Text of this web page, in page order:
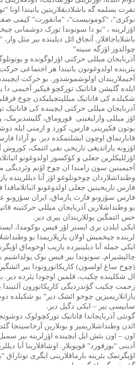
نفرت بسلمه گه باشلادیقلارینین یانیندا
نوکری"، "کومونیست"، "مانقورت" کیمی
اؤزلرینه ، "بو دا سونوندا تورک دوشمانی
باشلایاجاقلار. آنجاق ائل دیلینده بیر مثل وار،
چوالدوز اؤزگه سینه"
آذربایجان میللی حرکتی اؤزلوگونده و
یئرینده اولدوغونون یانیندا هر اجتماعی
آخیملاریندان اولوشموشدور. بو حرکت
ایلده گلیشن فاناتیک تورکچو فیکیر آخیمی دا
شکیلده کی فاناتیک میللیتچیلیکدن چوخ
آذربایجان میللی حرکتی ایچینده کی
اؤز میللی وارلیغینی
قوروماق، گلیشدیرمک،
بوتون فکیرینی فارس، کورد و ارمنی ایله
قابارتماق اوچون ایشلتمکده دیر. بو آرادا
اؤزونه یاراتدیغی تاریخی نفی ائتمک، کوروش
اؤزللیکلرین جعلی و کؤکسوز اولدوغونو
آخیمینین سون زامندا ان چوخ اؤنم
وطنداشلاردان چوخونلوغو اؤز آنا دیللرینده
فارس تاریخینین جعلی اولدوغونو اثباتلاماقدا
فارس سؤزونو فارث یازماق، ایران سؤزونو
بو وطنداشلارین آذربایجان میللی حرکتینه
حس ائتمگین یوللاریندان بیری دیر.
ایکی ایلدن بری ایستر اؤز فیس بوکومدا،
لرینده چیخمیش اولان یازیلاریمدا بو
ایکی جمله آنا دیلینیزده یازیب اوخوماق
چالیشیرام. سونوندا بیر فیس بوک یولداشیم
(چوخ ساغ اولسون) کاریکاتورونودا بیر
ال شکلینده چکیب، قلمین اوجودا یئرده
زحمت چکیب گؤندردیگی کاریکاتورون آلتیندا
یازانلاریمیزین چوخو ائشک دیر" بو شکیلده
ساییسی بیر – ایکی دگیل دیر.
گونئی آذربایجاندا فاناتیک تورکچولوک
ائدن وطنداشلاریمیز و بونلارین آرخاسینجا
اون – اون بئش ایل ایچینده اؤزلرینه بیر
آدینی "بوزقورد" قویوبلار. اوشاقلارینا آنا
اؤیگرتمک یئرینه بارماقلارینی ایگری